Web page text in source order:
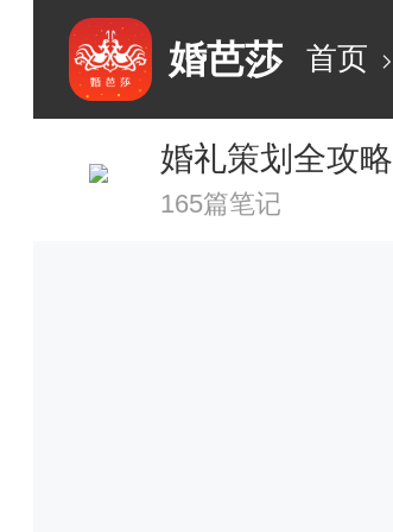
婚芭莎 首页
婚礼策划全攻略
165篇笔记